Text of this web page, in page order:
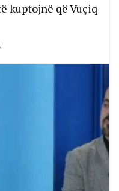
kuptojnë që Vuçiq